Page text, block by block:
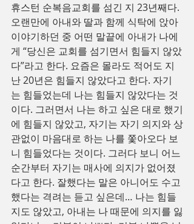
휴스턴 순복음교회를 섬긴 지 23년째다.
오랜만에 아내와 딸과 함께 식탁에 앉아
이야기하던 중 어떤 말끝에 아내가 나에
게 “당신은 교회를 섬기면서 힘들지 않았
다”라고 한다. 요즘은 몰라도 적어도 지
난 20년은 힘들지 않았다고 한다. 자기
는 힘들었는데 나는 힘들지 않았다는 것
이다. 그러면서 나는 하고 싶은 대로 했기
에 힘들지 않았고, 자기는 자기 의지와 상
관없이 마음대로 하는 나를 쫓아오다 보
니 힘들었다는 것이다. 그러다 보니 어느
순간부터 자기는 매사에 의지가 없어졌
다고 한다. 잘했다는 말은 아니어도 수고
했다는 격려는 듣고 싶은데… 나는 힘들
지도 않았고, 아내는 나 때문에 의지를 잃